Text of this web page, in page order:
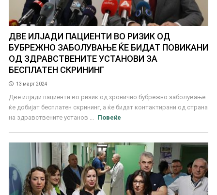
ДВЕ ИЛЈАДИ ПАЦИЕНТИ ВО РИЗИК ОД
БУБРЕЖНО ЗАБОЛУВАЊЕ ЌЕ БИДАТ ПОВИКАНИ
ОД ЗДРАВСТВЕНИТЕ УСТАНОВИ ЗА
БЕСПЛАТЕН СКРИНИНГ
13 март 2024
Две илјади пациенти во ризик од хронично бубрежно заболување
ќе добијат бесплатен скрининг, а ќе бидат контактирани од страна
на здравствените установ ...
Повеќе